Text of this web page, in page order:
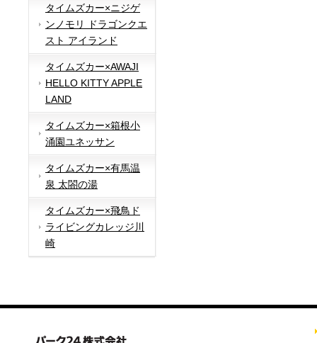
タイムズカー×ニジゲ
ンノモリ ドラゴンクエ
スト アイランド
タイムズカー×AWAJI
HELLO KITTY APPLE
LAND
タイムズカー×箱根小
涌園ユネッサン
タイムズカー×有馬温
泉 太閤の湯
タイムズカー×飛鳥ド
ライビングカレッジ川
崎